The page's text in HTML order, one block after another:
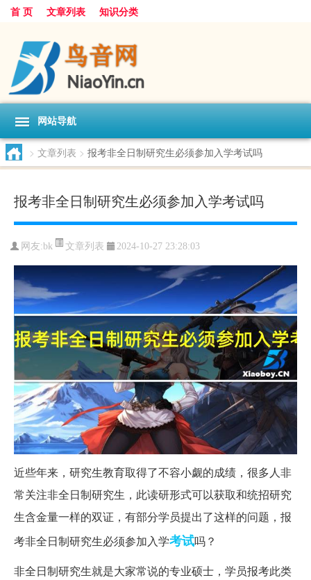
首 页 文章列表 知识分类
网站导航
> 文章列表 > 报考非全日制研究生必须参加入学考试吗
报考非全日制研究生必须参加入学考试吗
网友:bk 文章列表 2024-10-27 23:28:03
近些年来，研究生教育取得了不容小觑的成绩，很多人非
常关注非全日制研究生，此读研形式可以获取和统招研究
生含金量一样的双证，有部分学员提出了这样的问题，报
考非全日制研究生必须参加入学考试吗？
非全日制研究生就是大家常说的专业硕士，学员报考此类